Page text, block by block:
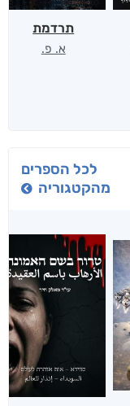
תרדמת
א. פ.
לכל הספרים
מהקטגוריה